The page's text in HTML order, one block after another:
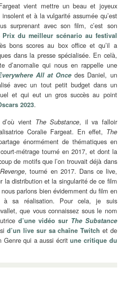
vient mettre un beau et joyeux
et à la vulgarité assumée qu’est
surprenant avec son film, c’est son
Prix du meilleur scénario au festival
bons scores au box office et qu’il a
dans la presse spécialisée. En celà,
d’anomalie qui nous en rappelle une
All at Once des Daniel, un
avec un tout petit budget dans un
et qui eut un gros succès au point
2023.
vient The Substance, il va falloir
Coralie Fargeat. En effet, The
énormément de thématiques en
métrage tourné en 2017, et dont la
de motifs que l’on trouvait déjà dans
Revenge, tourné en 2017. Dans ce live,
la distribution et la singularité de ce film
parlons bien évidemment du film en
à sa réalisation. Pour cela, je suis
que vous connaissez sous le nom
d’une vidéo sur The Substance
d’un live sur sa chaîne Twitch et de
Genre qui a aussi écritune critique du